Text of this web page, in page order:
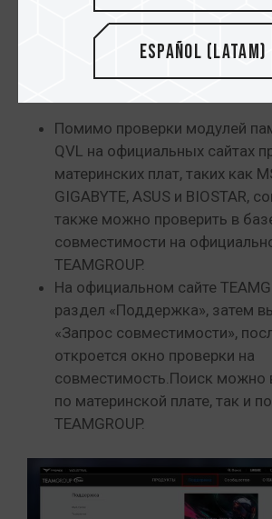
Проверка QVL
TEAMGROUP
Помимо проверки модулей
QVL на официальных сайтах
материнских плат, таких как
GIGABYTE, ASUS и BIOSTAR,
также можно проверить в
совместимости на
TEAMGROUP.
На официальном сайте
раздел «Поддержка», затем
«Запрос совместимости»,
откроется окно проверки на
совместимость.Поиск можно
по материнской плате, так и
TEAMGROUP.
Español (Latam)